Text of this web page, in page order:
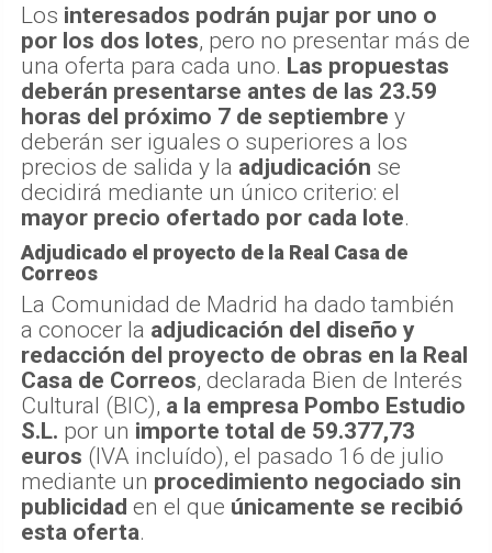
Los interesados podrán pujar por uno o
por los dos lotes, pero no presentar más de
una oferta para cada uno. Las propuestas
deberán presentarse antes de las 23.59
horas del próximo 7 de septiembre y
deberán ser iguales o superiores a los
precios de salida y la adjudicación se
decidirá mediante un único criterio: el
mayor precio ofertado por cada lote.
Adjudicado el proyecto de la Real Casa de
Correos
La Comunidad de Madrid ha dado también
a conocer la adjudicación del diseño y
redacción del proyecto de obras en la Real
Casa de Correos, declarada Bien de Interés
Cultural (BIC), a la empresa Pombo Estudio
S.L. por un importe total de 59.377,73
euros (IVA incluído), el pasado 16 de julio
mediante un procedimiento negociado sin
publicidad en el que únicamente se recibió
esta oferta.